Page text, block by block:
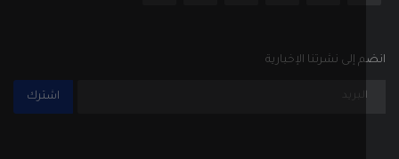
إلى نشرتنا الإخبارية